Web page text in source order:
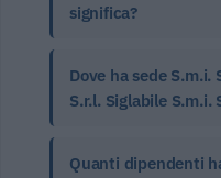
significa?
Dove ha sede
S.r.l. Siglabile S.m.i.
Quanti dipendenti